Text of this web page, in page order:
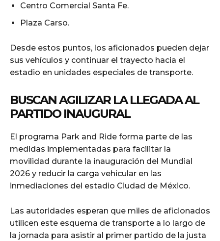
Centro Comercial Santa Fe.
Plaza Carso.
Desde estos puntos, los aficionados pueden dejar
sus vehículos y continuar el trayecto hacia el
estadio en unidades especiales de transporte.
BUSCAN AGILIZAR LA LLEGADA AL
PARTIDO INAUGURAL
El programa Park and Ride forma parte de las
medidas implementadas para facilitar la
movilidad durante la inauguración del Mundial
2026 y reducir la carga vehicular en las
inmediaciones del estadio Ciudad de México.
Las autoridades esperan que miles de aficionados
utilicen este esquema de transporte a lo largo de
la jornada para asistir al primer partido de la justa